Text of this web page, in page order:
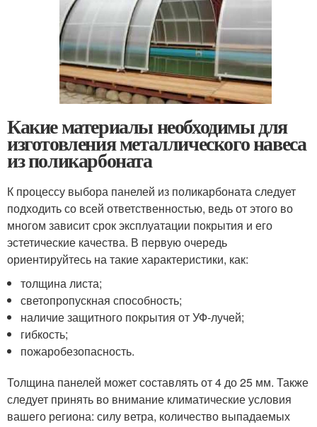
Какие материалы необходимы для
изготовления металлического навеса
из поликарбоната
К процессу выбора панелей из поликарбоната следует
подходить со всей ответственностью, ведь от этого во
многом зависит срок эксплуатации покрытия и его
эстетические качества. В первую очередь
ориентируйтесь на такие характеристики, как:
толщина листа;
светопропускная способность;
наличие защитного покрытия от УФ-лучей;
гибкость;
пожаробезопасность.
Толщина панелей может составлять от 4 до 25 мм. Также
следует принять во внимание климатические условия
вашего региона: силу ветра, количество выпадаемых